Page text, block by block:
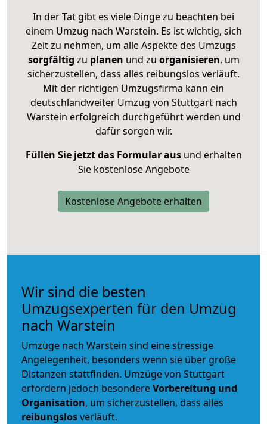
In der Tat gibt es viele Dinge zu beachten bei
einem Umzug nach Warstein. Es ist wichtig, sich
Zeit zu nehmen, um alle Aspekte des Umzugs
sorgfältig zu planen und zu organisieren, um
sicherzustellen, dass alles reibungslos verläuft.
Mit der richtigen Umzugsfirma kann ein
deutschlandweiter Umzug von Stuttgart nach
Warstein erfolgreich durchgeführt werden und
dafür sorgen wir.
Füllen Sie jetzt das Formular ausund erhalten
Sie kostenlose Angebote
Kostenlose Angebote erhalten
Wir sind die besten
Umzugsexperten für den Umzug
nach Warstein
Umzüge nach Warstein sind eine stressige
Angelegenheit, besonders wenn sie über große
Distanzen stattfinden. Umzüge von Stuttgart
erfordern jedoch besondereVorbereitung und
Organisation, um sicherzustellen, dass alles
reibungslosverläuft.